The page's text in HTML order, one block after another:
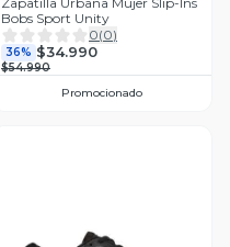
Bobs Sport Unity
0(0)
36% $34.990
$54.990
Promocionado